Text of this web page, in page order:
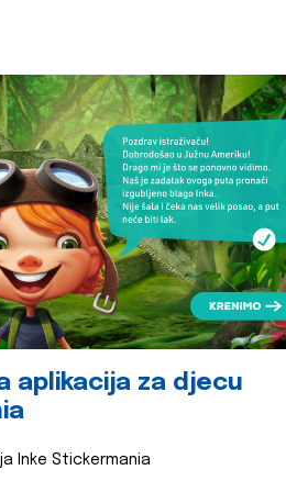
aplikacija za djecu
Inke Stickermania